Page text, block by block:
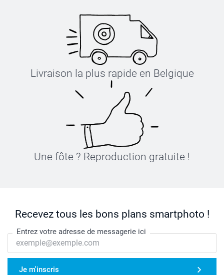
Livraison la plus rapide en Belgique
Une fôte ? Reproduction gratuite !
Recevez tous les bons plans smartphoto !
Entrez votre adresse de messagerie ici
Je m'inscris